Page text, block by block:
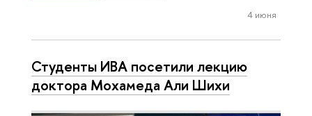
4 июня
Студенты ИВА посетили лекцию
доктора Мохамеда Али Шихи